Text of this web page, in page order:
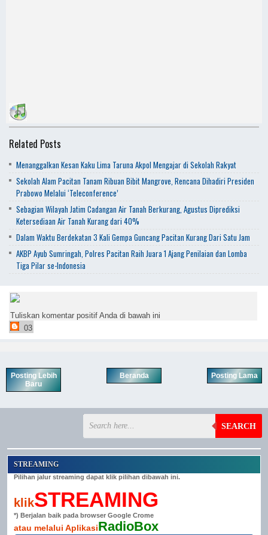
Related Posts
Menanggalkan Kesan Kaku Lima Taruna Akpol Mengajar di Sekolah Rakyat
Sekolah Alam Pacitan Tanam Ribuan Bibit Mangrove, Rencana Dihadiri Presiden
Prabowo Melalui ‘Teleconference’
Sebagian Wilayah Jatim Cadangan Air Tanah Berkurang, Agustus Diprediksi
Ketersediaan Air Tanah Kurang dari 40%
Dalam Waktu Berdekatan 3 Kali Gempa Guncang Pacitan Kurang Dari Satu Jam
AKBP Ayub Sumringah, Polres Pacitan Raih Juara 1 Ajang Penilaian dan Lomba
Tiga Pilar se-Indonesia
Tuliskan komentar positif Anda di bawah ini
03
Posting Lebih
Baru
Posting Lama
Beranda
SEARCH
STREAMING
Pilihan jalur streaming dapat klik pilihan dibawah ini.
klikSTREAMING
*) Berjalan baik pada browser Google Crome
atau melalui AplikasiRadioBox